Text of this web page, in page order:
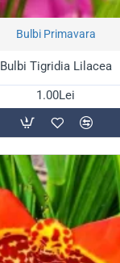
Bulbi Primavara
Bulbi Tigridia Lilacea
1.00Lei